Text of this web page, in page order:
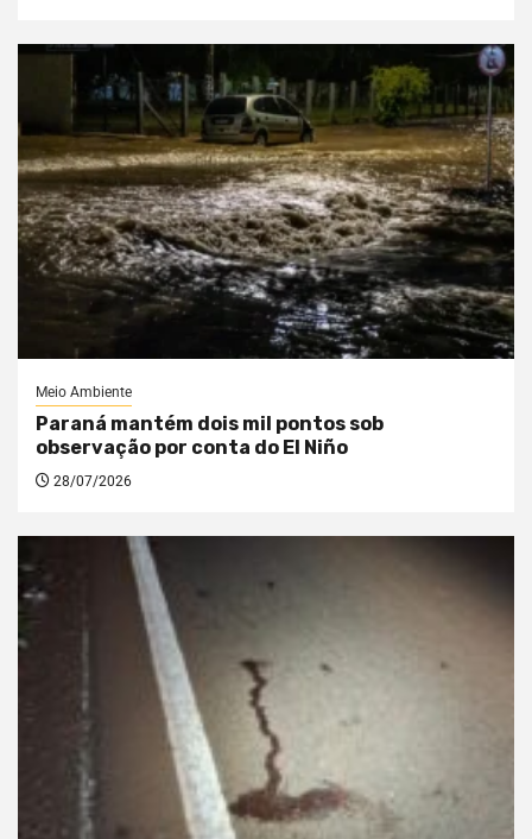
Meio Ambiente
Paraná mantém dois mil pontos sob
observação por conta do El Niño
28/07/2026